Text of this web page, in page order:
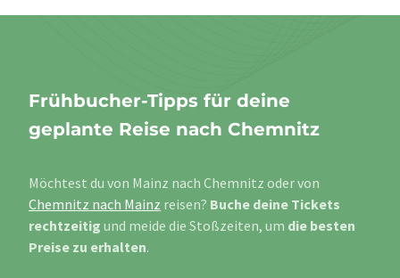
Frühbucher-Tipps für deine
geplante Reise nach Chemnitz
Möchtest du von Mainz nach Chemnitz oder von
Chemnitz nach Mainz reisen? Buche deine Tickets
rechtzeitig und meide die Stoßzeiten, um die besten
Preise zu erhalten.